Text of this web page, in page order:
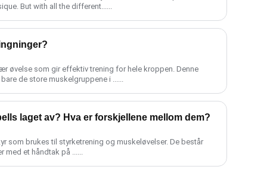
But with all the different......
øvelse som gir effektiv trening for hele kroppen. Denne
de store muskelgruppene i ......
laget av? Hva er forskjellene mellom dem?
som brukes til styrketrening og muskeløvelser. De består
med et håndtak på ......